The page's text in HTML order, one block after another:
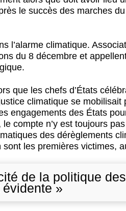
le succès des marches
l’alarme climatique.
du 8 décembre et
que les chefs d’États
climatique se
engagements des États
compte n’y est toujours
des dérèglements
les premières victimes,
de la politique
»